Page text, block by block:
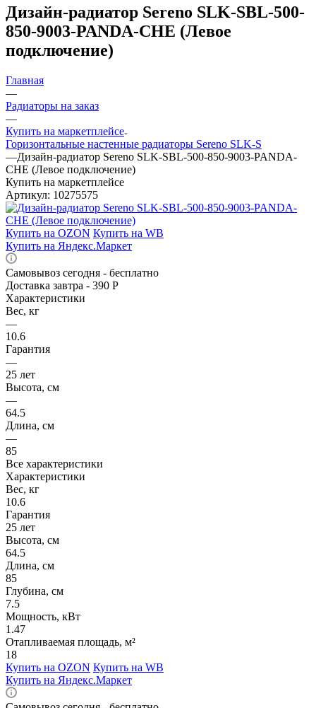
Дизайн-радиатор Sereno SLK-SBL-500-
850-9003-PANDA-CHE (Левое
подключение)
Главная
—
Радиаторы на заказ
—
Купить на маркетплейсе
Горизонтальные настенные радиаторы Sereno SLK-S
—Дизайн-радиатор Sereno SLK-SBL-500-850-9003-PANDA-
CHE (Левое подключение)
Купить на маркетплейсе
Артикул: 10275575
Купить на OZON Купить на WB
Купить на Яндекс.Маркет
Самовывоз сегодня - бесплатно
Доставка завтра - 390 Р
Характеристики
Вес, кг
—
10.6
Гарантия
—
25 лет
Высота, см
—
64.5
Длина, см
—
85
Все характеристики
Характеристики
Вес, кг
10.6
Гарантия
25 лет
Высота, см
64.5
Длина, см
85
Глубина, см
7.5
Мощность, кВт
1.47
Отапливаемая площадь, м²
18
Купить на OZON Купить на WB
Купить на Яндекс.Маркет